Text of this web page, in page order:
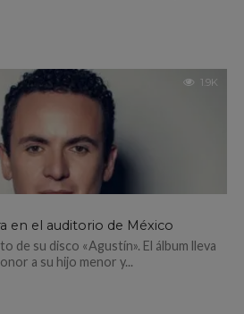
1.9K
en el auditorio de México
de su disco «Agustín». El álbum lleva
a su hijo menor y...